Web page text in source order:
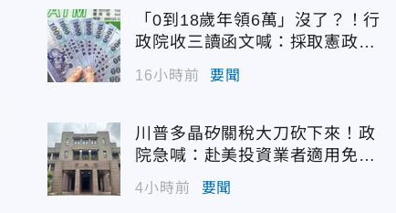
「0到18歲年領6萬」沒了？！行
政院收三讀函文喊：採取憲政作
16小時前 要聞
川普多晶矽關稅大刀砍下來！政
院急喊：赴美投資業者適用免稅
配額
4小時前 要聞